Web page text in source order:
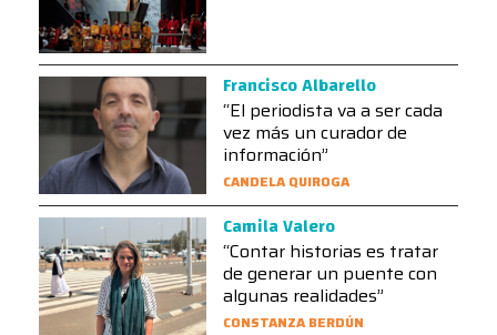
Francisco Albarello
“El periodista va a ser cada
vez más un curador de
información”
CANDELA QUIROGA
Camila Valero
“Contar historias es tratar
de generar un puente con
algunas realidades”
CONSTANZA BERDÚN